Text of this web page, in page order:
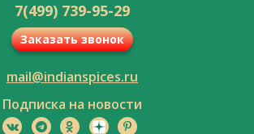
7(499) 739-95-29
Заказать звонок
mail@indianspices.ru
Подписка на новости